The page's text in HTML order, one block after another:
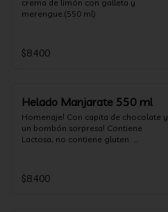
crema de limón con galleta y
merengue.(550 ml)
$8.400
Helado Manjarate 550 ml
Homenaje! Con capita de chocolate y
un bombón sorpresa! Contiene
Lactosa, no contiene gluten
$8.400